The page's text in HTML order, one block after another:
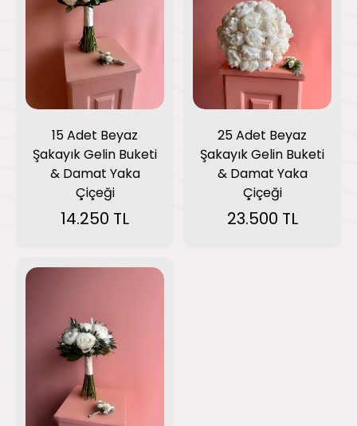
15 Adet Beyaz
Şakayık Gelin Buketi
& Damat Yaka
Çiçeği
14.250 TL
25 Adet Beyaz
Şakayık Gelin Buketi
& Damat Yaka
Çiçeği
23.500 TL